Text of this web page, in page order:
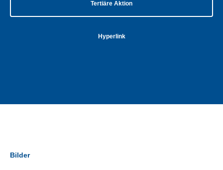
Tertiäre Aktion
Hyperlink
Bilder